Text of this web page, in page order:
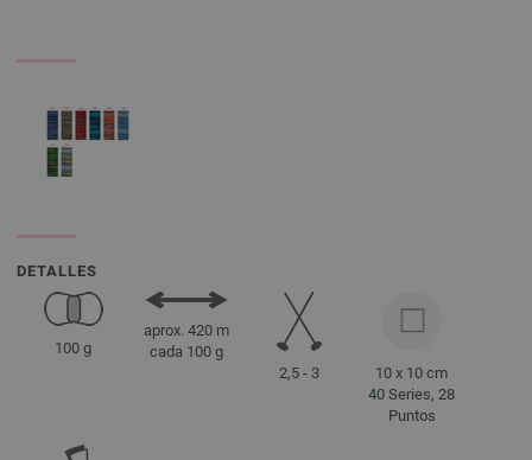
DETALLES
100 g
aprox. 420 m
cada 100 g
2,5 - 3
10 x 10 cm
40 Series, 28
Puntos